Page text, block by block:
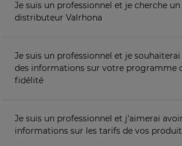
Je suis un professionnel et je cherche un
distributeur Valrhona
Je suis un professionnel et je
des informations sur votre programme
fidélité
Je suis un professionnel et j'aimerai
informations sur les tarifs de vos